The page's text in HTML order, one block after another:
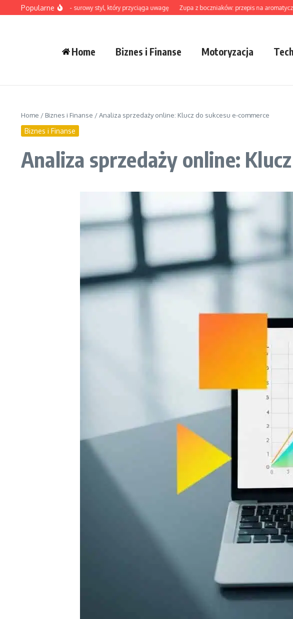
Przejdź do treści
Popularne
industrialne – surowy styl, który przyciąga uwagę Zupa z boczniaków: przepis na aromatyczne
Home Biznes i Finanse Motoryzacja
Home / Biznes i Finanse /Analiza sprzedaży online: Klucz do sukcesu e-commerce
Biznes i Finanse
Analiza sprzedaży online: